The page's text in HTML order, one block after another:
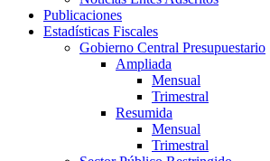
Publicaciones
Estadísticas Fiscales
Gobierno Central Presupuestario
Ampliada
Mensual
Trimestral
Resumida
Mensual
Trimestral